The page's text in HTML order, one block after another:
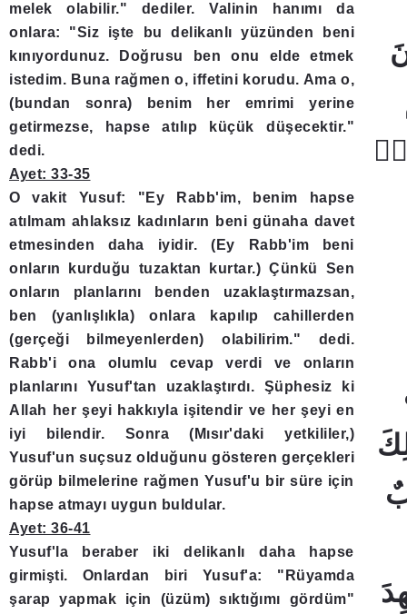
melek olabilir." dediler. Valinin hanımı da
onlara: "Siz işte bu delikanlı yüzünden beni
kınıyordunuz. Doğrusu ben onu elde etmek
istedim. Buna rağmen o, iffetini korudu. Ama o,
(bundan sonra) benim her emrimi yerine
getirmezse, hapse atılıp küçük düşecektir."
dedi.
Ayet: 33-35
O vakit Yusuf: "Ey Rabb'im, benim hapse
atılmam ahlaksız kadınların beni günaha davet
etmesinden daha iyidir. (Ey Rabb'im beni
onların kurduğu tuzaktan kurtar.) Çünkü Sen
onların planlarını benden uzaklaştırmazsan,
ben (yanlışlıkla) onlara kapılıp cahillerden
(gerçeği bilmeyenlerden) olabilirim." dedi.
Rabb'i ona olumlu cevap verdi ve onların
planlarını Yusuf'tan uzaklaştırdı. Şüphesiz ki
Allah her şeyi hakkıyla işitendir ve her şeyi en
iyi bilendir. Sonra (Mısır'daki yetkililer,)
Yusuf'un suçsuz olduğunu gösteren gerçekleri
görüp bilmelerine rağmen Yusuf'u bir süre için
hapse atmayı uygun buldular.
Ayet: 36-41
Yusuf'la beraber iki delikanlı daha hapse
girmişti. Onlardan biri Yusuf'a: "Rüyamda
şarap yapmak için (üzüm) sıktığımı gördüm"